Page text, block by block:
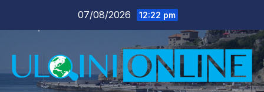
07/08/2026 12:22 pm